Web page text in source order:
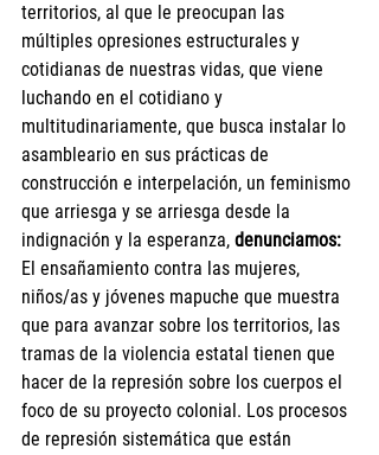
territorios, al que le preocupan las
múltiples opresiones estructurales y
cotidianas de nuestras vidas, que viene
luchando en el cotidiano y
multitudinariamente, que busca instalar lo
asambleario en sus prácticas de
construcción e interpelación, un feminismo
que arriesga y se arriesga desde la
indignación y la esperanza, denunciamos:
El ensañamiento contra las mujeres,
niños/as y jóvenes mapuche que muestra
que para avanzar sobre los territorios, las
tramas de la violencia estatal tienen que
hacer de la represión sobre los cuerpos el
foco de su proyecto colonial. Los procesos
de represión sistemática que están